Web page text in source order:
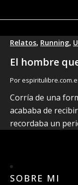
Relatos, Running,
El hombre
Por
Corría de una
acababa de
recordaba un
SOBRE MI